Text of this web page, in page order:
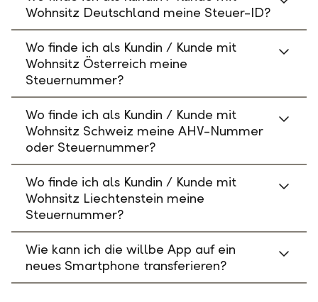
Wohnsitz Deutschland meine Steuer-ID?
Wo finde ich als Kundin / Kunde mit
Wohnsitz Österreich meine
Steuernummer?
Wo finde ich als Kundin / Kunde mit
Wohnsitz Schweiz meine AHV-Nummer
oder Steuernummer?
Wo finde ich als Kundin / Kunde mit
Wohnsitz Liechtenstein meine
Steuernummer?
Wie kann ich die willbe App auf ein
neues Smartphone transferieren?